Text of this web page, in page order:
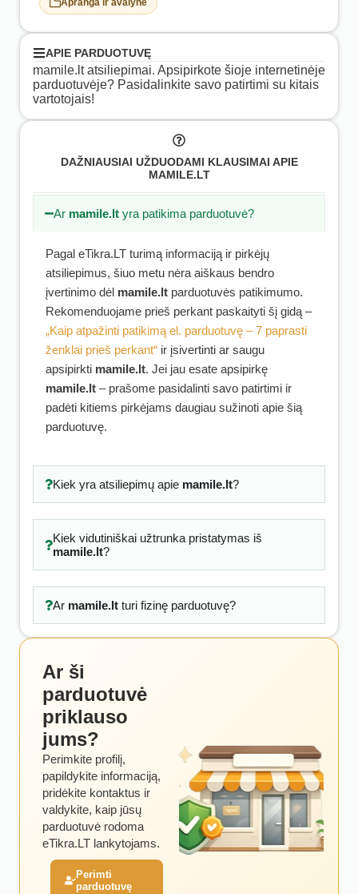
Apranga ir avalynė
APIE PARDUOTUVĘ
mamile.lt atsiliepimai. Apsipirkote šioje internetinėje
parduotuvėje? Pasidalinkite savo patirtimi su kitais
vartotojais!
DAŽNIAUSIAI UŽDUODAMI KLAUSIMAI APIE
MAMILE.LT
Ar mamile.lt yra patikima parduotuvė?
Pagal eTikra.LT turimą informaciją ir pirkėjų
atsiliepimus, šiuo metu nėra aiškaus bendro
įvertinimo dėl mamile.lt parduotuvės patikimumo.
Rekomenduojame prieš perkant paskaityti šį gidą –
„Kaip atpažinti patikimą el. parduotuvę – 7 paprasti
ženklai prieš perkant“ ir įsivertinti ar saugu
apsipirkti mamile.lt. Jei jau esate apsipirkę
mamile.lt – prašome pasidalinti savo patirtimi ir
padėti kitiems pirkėjams daugiau sužinoti apie šią
parduotuvę.
Kiek yra atsiliepimų apie mamile.lt?
Kiek vidutiniškai užtrunka pristatymas iš
mamile.lt?
Ar mamile.ltturi fizinę parduotuvę?
Ar ši
parduotuvė
priklauso
jums?
Perimkite profilį,
papildykite informaciją,
pridėkite kontaktus ir
valdykite, kaip jūsų
parduotuvė rodoma
eTikra.LT lankytojams.
Perimti
parduotuvę